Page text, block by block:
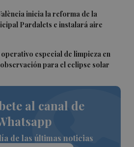
inicia la reforma de la
Pardalets e instalará aire
especial de limpieza en
para el eclipse solar
al canal de
de las últimas noticias